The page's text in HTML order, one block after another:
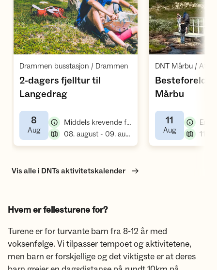
Åpne aktivitet
Drammen busstasjon / Drammen
2-dagers fjelltur til
Langedrag,
8
Aug,
Middels krevende fellestur, fottur
,
08. august - 09. august
DNT Mårbu / Atrå
Mårbu
11
Aug,
Vis alle i DNTs aktivitetskalender
Hvem er fellesturene for?
Turene er for turvante barn fra 8-12 år med
voksenfølge. Vi tilpasser tempoet og aktivitetene,
men barn er forskjellige og det viktigste er at deres